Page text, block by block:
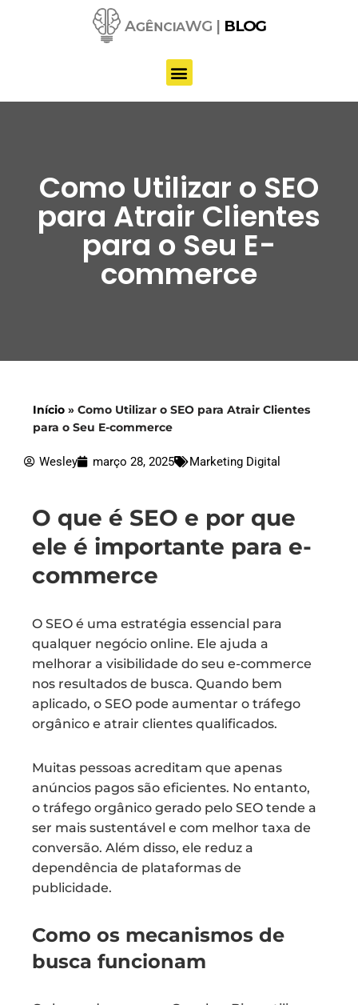
conteúdo
Como Utilizar o SEO
para Atrair Clientes
para o Seu E-
commerce
Início » Como Utilizar o SEO para Atrair Clientes
para o Seu E-commerce
Wesley março 28, 2025 Marketing Digital
O que é SEO e por que
ele é importante para e-
commerce
O SEO é uma estratégia essencial para
qualquer negócio online. Ele ajuda a
melhorar a visibilidade do seu e-commerce
nos resultados de busca. Quando bem
aplicado, o SEO pode aumentar o tráfego
orgânico e atrair clientes qualificados.
Muitas pessoas acreditam que apenas
anúncios pagos são eficientes. No entanto,
o tráfego orgânico gerado pelo SEO tende a
ser mais sustentável e com melhor taxa de
conversão. Além disso, ele reduz a
dependência de plataformas de
publicidade.
Como os mecanismos de
busca funcionam